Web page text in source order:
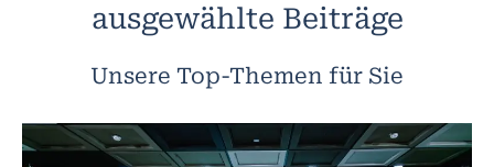
ausgewählte Beiträge
Unsere Top-Themen für Sie